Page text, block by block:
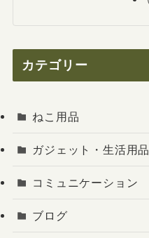
カテゴリー
ねこ用品
ガジェット・生活用品
コミュニケーション
ブログ